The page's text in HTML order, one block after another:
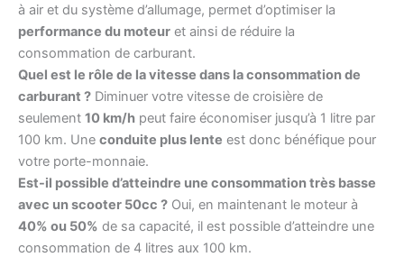
à air et du système d’allumage, permet d’optimiser la
performance du moteur et ainsi de réduire la
consommation de carburant.
Quel est le rôle de la vitesse dans la consommation de
carburant ? Diminuer votre vitesse de croisière de
seulement 10 km/h peut faire économiser jusqu’à 1 litre par
100 km. Une conduite plus lente est donc bénéfique pour
votre porte-monnaie.
Est-il possible d’atteindre une consommation très basse
avec un scooter 50cc ? Oui, en maintenant le moteur à
40% ou 50% de sa capacité, il est possible d’atteindre une
consommation de 4 litres aux 100 km.